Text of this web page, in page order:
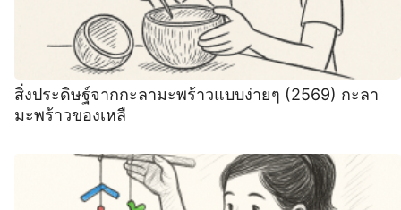
สิ่งประดิษฐ์จากกะลามะพร้าวแบบง่ายๆ (2569) กะลา
มะพร้าวของเหลื